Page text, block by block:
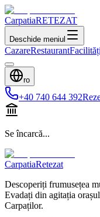
CarpatiaRETEZAT
Deschide meniul
CazareRestaurantFacilități
ro
+40 740 644 392
Se încarcă...
CarpatiaRetezat
Descoperiți frumusețea
Evadați din agitația
Carpaților.